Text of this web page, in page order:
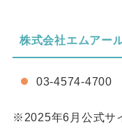
株式会社エムアー
03-4574-4700
※2025年6月公式サ